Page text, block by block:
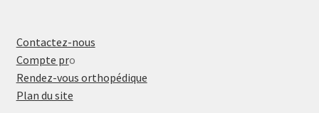
Contactez-nous
Compte pro
Rendez-vous orthopédique
Plan du site